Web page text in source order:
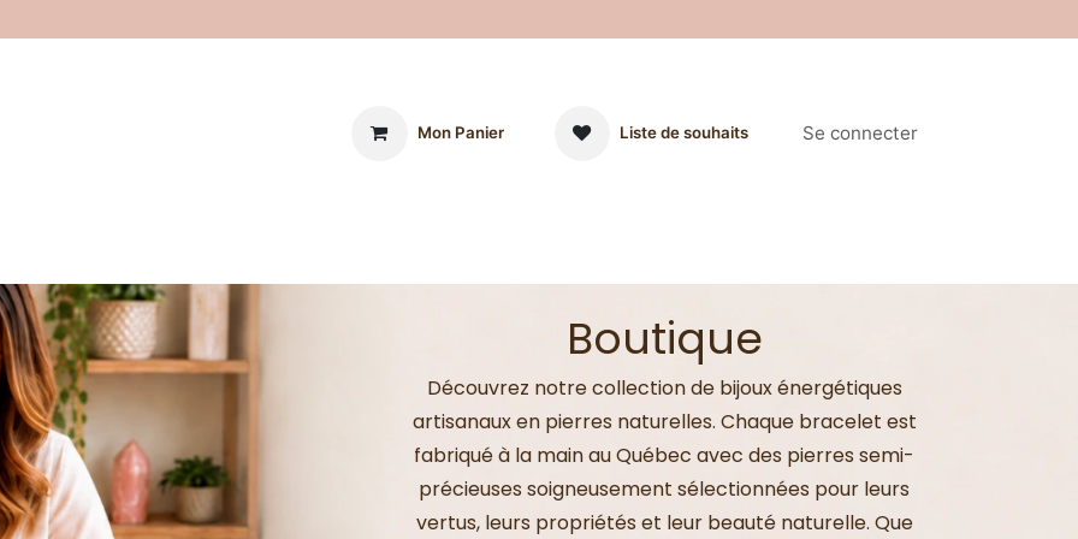
Mon Panier Liste de souhaits Se connecter
Boutique
Découvrez notre collection de bijoux énergétiques
artisanaux en pierres naturelles. Chaque bracelet est
fabriqué à la main au Québec avec des pierres semi-
précieuses soigneusement sélectionnées pour leurs
vertus, leurs propriétés et leur beauté naturelle. Que